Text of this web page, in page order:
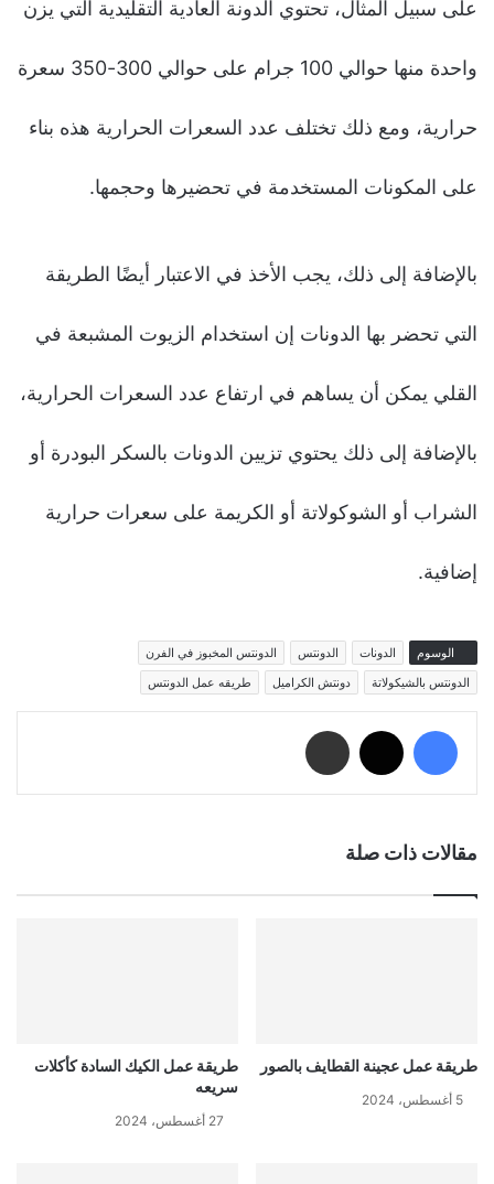
على سبيل المثال، تحتوي الدونة العادية التقليدية التي يزن
واحدة منها حوالي 100 جرام على حوالي 300-350 سعرة
حرارية، ومع ذلك تختلف عدد السعرات الحرارية هذه بناء
على المكونات المستخدمة في تحضيرها وحجمها.
بالإضافة إلى ذلك، يجب الأخذ في الاعتبار أيضًا الطريقة
التي تحضر بها الدونات إن استخدام الزيوت المشبعة في
القلي يمكن أن يساهم في ارتفاع عدد السعرات الحرارية،
بالإضافة إلى ذلك يحتوي تزيين الدونات بالسكر البودرة أو
الشراب أو الشوكولاتة أو الكريمة على سعرات حرارية
إضافية.
الوسوم الدونات الدونتس
الدونتس المخبوز في الفرن
الدونتس بالشيكولاتة
دونتش الكراميل طريقه عمل الدونتس
فيسبوك
مقالات ذات صلة
طريقة عمل عجينة القطايف بالصور
5 أغسطس، 2024
طريقة عمل الكيك السادة كأكلات
سريعه
27 أغسطس، 2024